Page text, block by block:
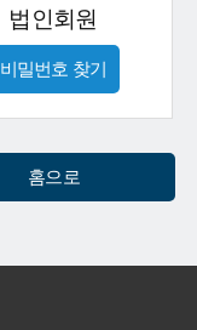
법인회원
비밀번호 찾기
홈으로